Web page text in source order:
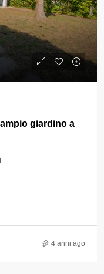
giardino a
4 anni ago